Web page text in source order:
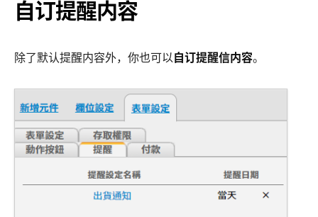
自订提醒内容
除了默认提醒内容外，你也可以自订提醒信内容。